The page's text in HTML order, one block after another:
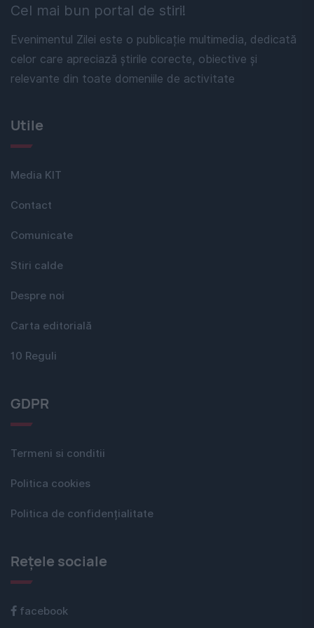
Cel mai bun portal de stiri!
Evenimentul Zilei este o publicație multimedia, dedicată
celor care apreciază știrile corecte, obiective și
relevante din toate domeniile de activitate
Utile
Media KIT
Contact
Comunicate
Stiri calde
Despre noi
Carta editorială
10 Reguli
GDPR
Termeni si conditii
Politica cookies
Politica de confidențialitate
Rețele sociale
facebook